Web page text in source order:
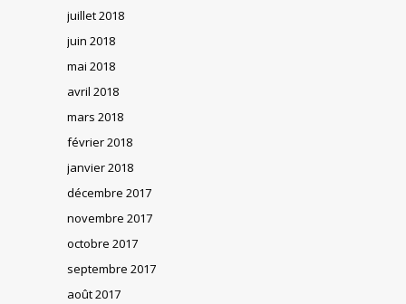
juillet 2018
juin 2018
mai 2018
avril 2018
mars 2018
février 2018
janvier 2018
décembre 2017
novembre 2017
octobre 2017
septembre 2017
août 2017